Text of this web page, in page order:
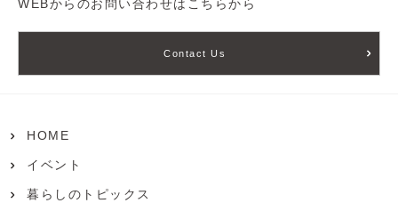
WEBからのお問い合わせはこちらから
Contact Us
HOME
イベント
暮らしのトピックス